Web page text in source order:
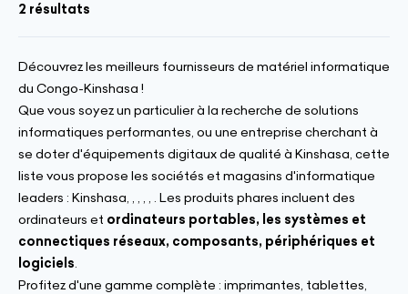
2 résultats
Découvrez les meilleurs fournisseurs de matériel informatique
du Congo-Kinshasa !
Que vous soyez un particulier à la recherche de solutions
informatiques performantes, ou une entreprise cherchant à
se doter d'équipements digitaux de qualité à Kinshasa, cette
liste vous propose les sociétés et magasins d'informatique
leaders : Kinshasa, , , , , . Les produits phares incluent des
ordinateurs et ordinateurs portables, les systèmes et
connectiques réseaux, composants, périphériques et
logiciels.
Profitez d'une gamme complète : imprimantes, tablettes,